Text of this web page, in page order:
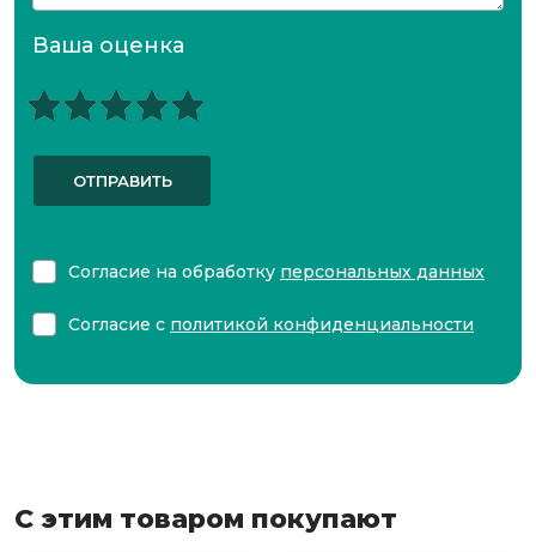
Ваша оценка
ОТПРАВИТЬ
Согласие на обработку персональных данных
Согласие с политикой конфиденциальности
С этим товаром покупают